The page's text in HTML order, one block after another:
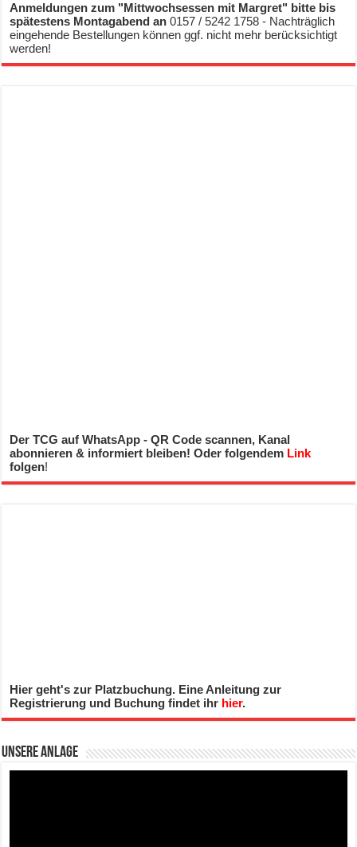
Anmeldungen zum "Mittwochsessen mit Margret" bitte bis
spätestens Montagabend an0157 / 5242 1758 - Nachträglich
eingehende Bestellungen können ggf. nicht mehr berücksichtigt
werden!
Der TCG auf WhatsApp - QR Code scannen, Kanal
abonnieren & informiert bleiben! Oder folgendem Link
folgen!
Hier geht's zur Platzbuchung. Eine Anleitung zur
Registrierung und Buchung findet ihr hier.
Unsere Anlage